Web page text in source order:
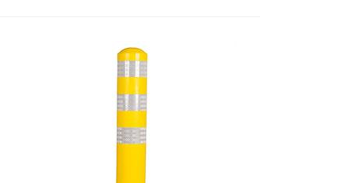
Lanksčių plastikinių stulpelių privalumai: -
Elastingi, todėl juos galima partrenkti -
Apsaugo transporto priemonę nuo
apgadinimų partrenkimo atveju - Nereikia
remontuoti nei stulpelio, nei transporto
priemonės - Padidina eismo saugumą -
Padeda orientuotis eismo sraute ir
automobilių stovėjimo aikštelėse